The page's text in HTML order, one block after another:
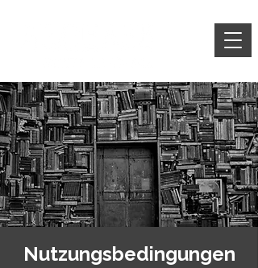
Nutzungsbedingungen